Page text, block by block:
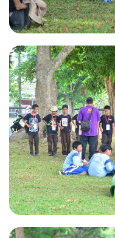
Kegiatan
SNEUSA